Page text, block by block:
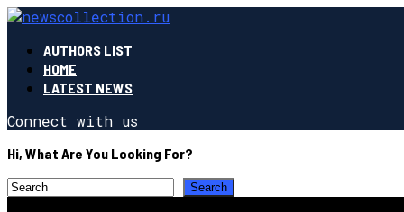
AUTHORS LIST
HOME
LATEST NEWS
Connect with us
Hi, What Are You Looking For?